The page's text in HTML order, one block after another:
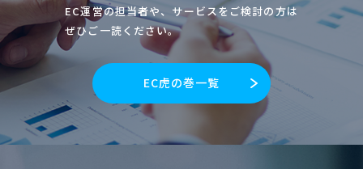
EC運営の担当者や、サービスをご検討の方は
ぜひご一読ください。
EC虎の巻一覧